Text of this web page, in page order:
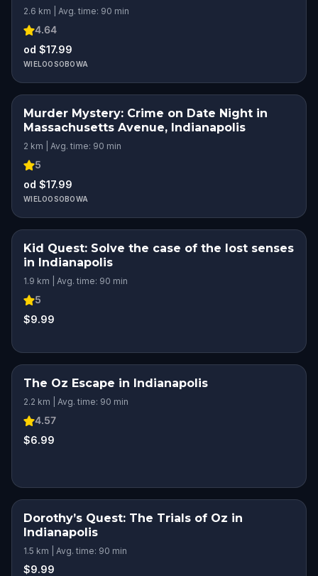
2.6 km | Avg. time: 90 min
4.64
od $17.99
WIELOOSOBOWA
Murder Mystery: Crime on Date Night in
Massachusetts Avenue, Indianapolis
2 km | Avg. time: 90 min
5
od $17.99
WIELOOSOBOWA
Kid Quest: Solve the case of the lost senses
in Indianapolis
1.9 km | Avg. time: 90 min
5
$9.99
The Oz Escape in Indianapolis
2.2 km | Avg. time: 90 min
4.57
$6.99
Dorothy’s Quest: The Trials of Oz in
Indianapolis
1.5 km | Avg. time: 90 min
$9.99